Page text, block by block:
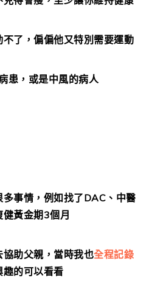
了，偏偏他又特別需要運動
患，或是中風的病人
事情，例如找了DAC、中醫
黃金期3個月
助父親，當時我也全程記錄
趣的可以看看